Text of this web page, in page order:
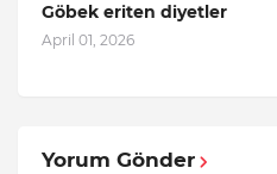
Göbek eriten diyetler
April 01, 2026
Yorum Gönder